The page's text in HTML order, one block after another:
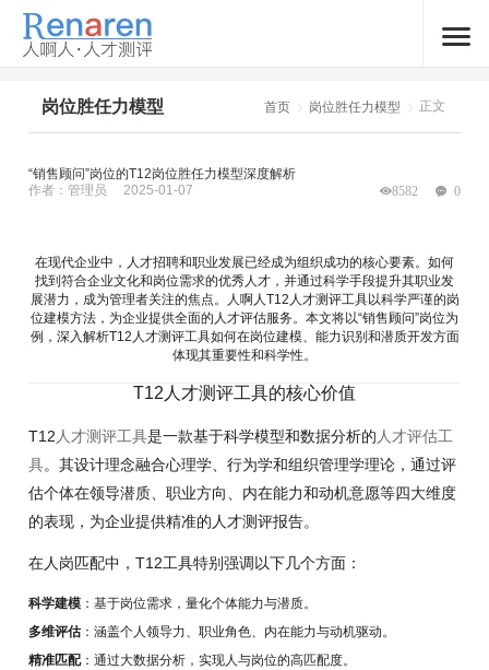
岗位胜任力模型 首页 岗位胜任力模型 正文
“销售顾问”岗位的T12岗位胜任力模型深度解析
作者：管理员
2025-01-07 8582 0
在现代企业中，人才招聘和职业发展已经成为组织成功的核心要素。如何
找到符合企业文化和岗位需求的优秀人才，并通过科学手段提升其职业发
展潜力，成为管理者关注的焦点。人啊人T12人才测评工具以科学严谨的岗
位建模方法，为企业提供全面的人才评估服务。本文将以“销售顾问”岗位为
例，深入解析T12人才测评工具如何在岗位建模、能力识别和潜质开发方面
体现其重要性和科学性。
T12人才测评工具的核心价值
T12 人才测评工具是一款基于科学模型和数据分析的 人才评估工
具。其设计理念融合心理学、行为学和组织管理学理论，通过评
估个体在领导潜质、职业方向、内在能力和动机意愿等四大维度
的表现，为企业提供精准的人才测评报告。
在人岗匹配中，T12工具特别强调以下几个方面：
科学建模 ：基于岗位需求，量化个体能力与潜质。
多维评估：涵盖个人领导力、职业角色、内在能力与动机驱动。
精准匹配：通过大数据分析，实现人与岗位的高匹配度。